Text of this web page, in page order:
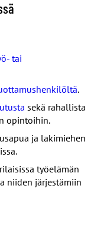
tai
.
sekä rahallista
opintoihin.
ja lakimiehen
työelämän
niiden järjestämiin